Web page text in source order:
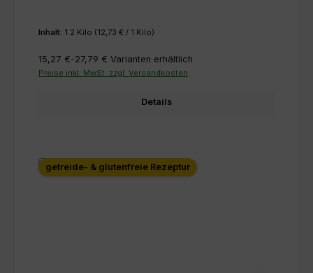
Inhalt: 1.2 Kilo (12,73 € / 1 Kilo)
15,27 €-27,79 € Varianten erhältlich
Preise inkl. MwSt. zzgl. Versandkosten
Details
getreide- & glutenfreie Rezeptur